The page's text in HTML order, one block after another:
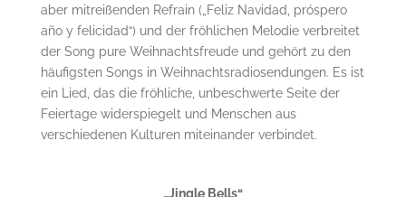
aber mitreißenden Refrain („Feliz Navidad, próspero
año y felicidad“) und der fröhlichen Melodie verbreitet
der Song pure Weihnachtsfreude und gehört zu den
häufigsten Songs in Weihnachtsradiosendungen. Es ist
ein Lied, das die fröhliche, unbeschwerte Seite der
Feiertage widerspiegelt und Menschen aus
verschiedenen Kulturen miteinander verbindet.
„Jingle Bells“